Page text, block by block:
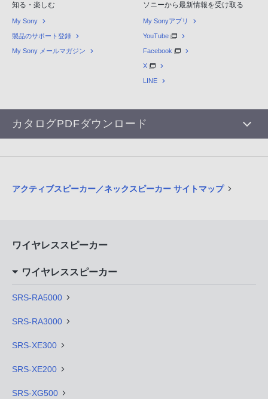
知る・楽しむ
My Sony
製品のサポート登録
My Sony メールマガジン
ソニーから最新情報を受け取る
My Sonyアプリ
YouTube
Facebook
X
LINE
カタログPDFダウンロード
アクティブスピーカー／ネックスピーカー サイトマップ
ワイヤレススピーカー
ワイヤレススピーカー
SRS-RA5000
SRS-RA3000
SRS-XE300
SRS-XE200
SRS-XG500